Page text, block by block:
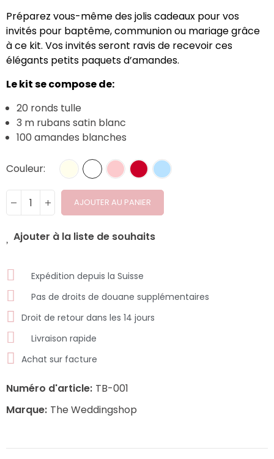
Préparez vous-même des jolis cadeaux pour vos
invités pour baptême, communion ou mariage grâce
à ce kit. Vos invités seront ravis de recevoir ces
élégants petits paquets d’amandes.
Le kit se compose de:
20 ronds tulle
3 m rubans satin blanc
100 amandes blanches
Couleur
AJOUTER AU PANIER
Ajouter à la liste de souhaits
Expédition depuis la Suisse
Pas de droits de douane supplémentaires
Droit de retour dans les 14 jours
Livraison rapide
Achat sur facture
Numéro d'article: TB-001
Marque: The Weddingshop